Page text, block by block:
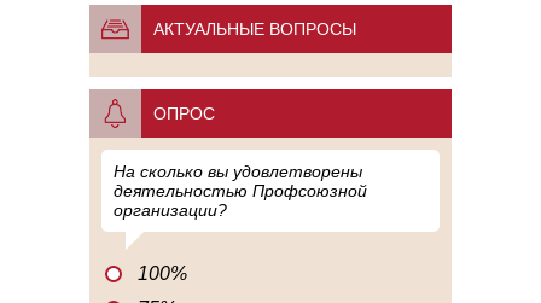
АКТУАЛЬНЫЕ ВОПРОСЫ
ОПРОС
На сколько вы удовлетворены
деятельностью Профсоюзной
организации?
100%